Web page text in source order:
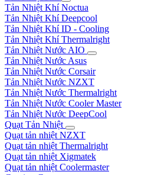
Tản Nhiệt Khí Noctua
Tản Nhiệt Khí Deepcool
Tản Nhiệt Khí ID - Cooling
Tản Nhiệt Khí Thermalright
Tản Nhiệt Nước AIO
Tản Nhiệt Nước Asus
Tản Nhiệt Nước Corsair
Tản Nhiệt Nước NZXT
Tản Nhiệt Nước Thermalright
Tản Nhiệt Nước Cooler Master
Tản Nhiệt Nước DeepCool
Quạt Tản Nhiệt
Quạt tản nhiệt NZXT
Quạt tản nhiệt Thermalright
Quạt tản nhiệt Xigmatek
Quạt tản nhiệt Coolermaster